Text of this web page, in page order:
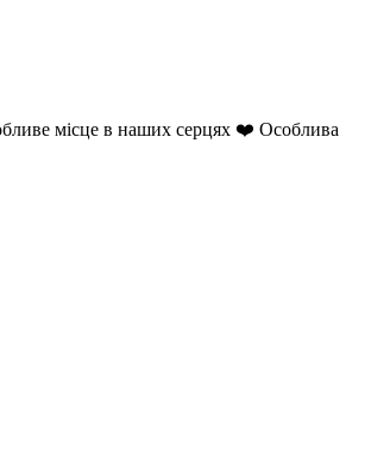
місце в наших серцях ❤️ Особлива